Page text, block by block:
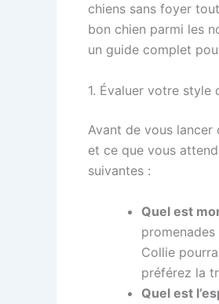
chiens sans foyer
bon chien parmi les
un guide complet
1. Évaluer votre style
Avant de vous
et ce que vous
suivantes :
Quel est
Collie
préférez la
Quel est